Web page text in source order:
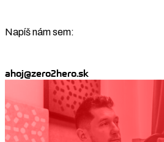
Napíš nám sem:
ahoj@zero2hero.sk